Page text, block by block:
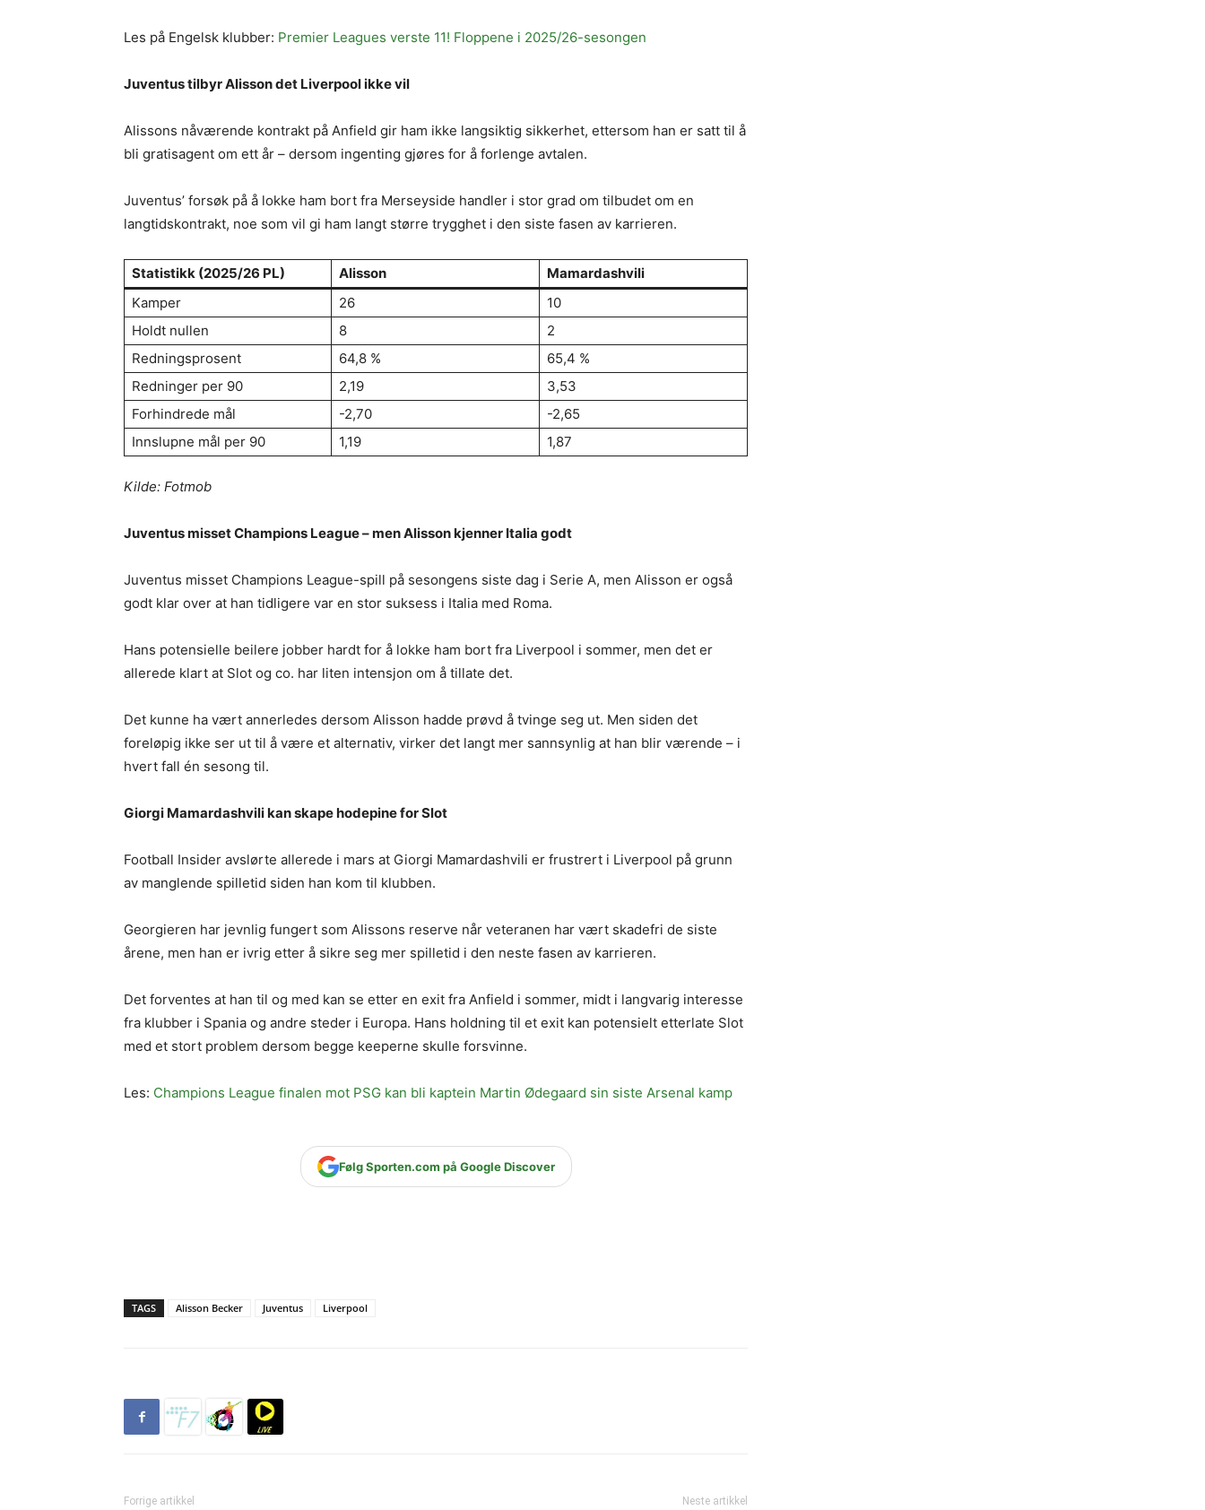
Les på Engelsk klubber: Premier Leagues verste 11! Floppene i 2025/26-sesongen
Juventus tilbyr Alisson det Liverpool ikke vil
Alissons nåværende kontrakt på Anfield gir ham ikke langsiktig sikkerhet, ettersom han er satt til å
bli gratisagent om ett år – dersom ingenting gjøres for å forlenge avtalen.
Juventus’ forsøk på å lokke ham bort fra Merseyside handler i stor grad om tilbudet om en
langtidskontrakt, noe som vil gi ham langt større trygghet i den siste fasen av karrieren.
Statistikk (2025/26 PL) Alisson
Mamardashvili
Kamper
26
10
Holdt nullen
8
2
Redningsprosent
64,8 %
65,4 %
Redninger per 90
2,19
3,53
Forhindrede mål
-2,70
-2,65
Innslupne mål per 90
1,19 1,87
Kilde: Fotmob
Juventus misset Champions League – men Alisson kjenner Italia godt
Juventus misset Champions League-spill på sesongens siste dag i Serie A, men Alisson er også
godt klar over at han tidligere var en stor suksess i Italia med Roma.
Hans potensielle beilere jobber hardt for å lokke ham bort fra Liverpool i sommer, men det er
allerede klart at Slot og co. har liten intensjon om å tillate det.
Det kunne ha vært annerledes dersom Alisson hadde prøvd å tvinge seg ut. Men siden det
foreløpig ikke ser ut til å være et alternativ, virker det langt mer sannsynlig at han blir værende – i
hvert fall én sesong til.
Giorgi Mamardashvili kan skape hodepine for Slot
Football Insider avslørte allerede i mars at Giorgi Mamardashvili er frustrert i Liverpool på grunn
av manglende spilletid siden han kom til klubben.
Georgieren har jevnlig fungert som Alissons reserve når veteranen har vært skadefri de siste
årene, men han er ivrig etter å sikre seg mer spilletid i den neste fasen av karrieren.
Det forventes at han til og med kan se etter en exit fra Anfield i sommer, midt i langvarig interesse
fra klubber i Spania og andre steder i Europa. Hans holdning til et exit kan potensielt etterlate Slot
med et stort problem dersom begge keeperne skulle forsvinne.
Les: Champions League finalen mot PSG kan bli kaptein Martin Ødegaard sin siste Arsenal kamp
Følg Sporten.com på Google Discover
TAGS Alisson Becker Juventus Liverpool
Forrige artikkel Neste artikkel